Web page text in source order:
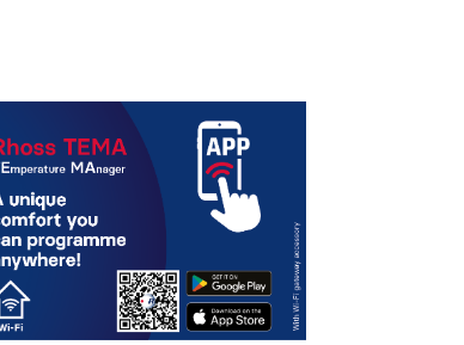
Rhoss TEMA
APP ZUR STEUERUNG DER RHOSS-